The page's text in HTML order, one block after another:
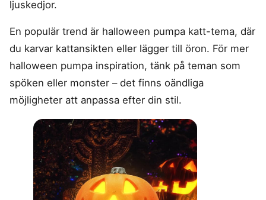
ljuskedjor.
En populär trend är halloween pumpa katt-tema, där
du karvar kattansikten eller lägger till öron. För mer
halloween pumpa inspiration, tänk på teman som
spöken eller monster – det finns oändliga
möjligheter att anpassa efter din stil.